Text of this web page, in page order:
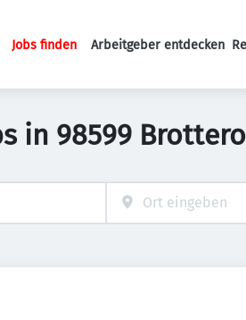
Haupt-Navigation
Jobs finden Arbeitgeber entdecken
in 98599